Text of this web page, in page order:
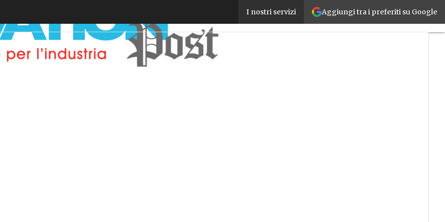
Aggiungi tra i preferiti su Google
I nostri servizi
ABB amplia la gamma di robot con il modello IRB